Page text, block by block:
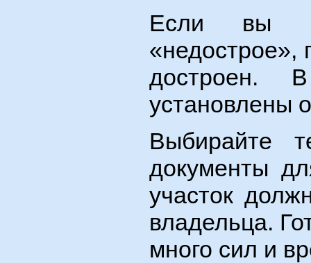
Если вы
«недострое»,
установлены
Выбирайте
документы
участок
владельца.
много сил и